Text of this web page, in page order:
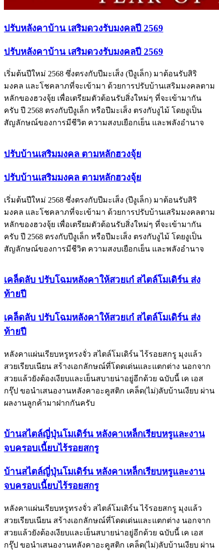
ปรับหลังคาบ้าน เสริมดวงรับมงคลปี 2569
ปรับหลังคาบ้าน เสริมดวงรับมงคลปี 2569
เริ่มต้นปีใหม่ 2568 ซึ่งตรงกับปีมะเส็ง (ปีงูเล็ก) มาต้อนรับสิริ
มงคล และโชคลาภที่จะเข้ามา ด้วยการปรับบ้านเสริมมงคลตาม
หลักของฮวงจุ้ย เพื่อเตรียมตัวต้อนรับสิ่งใหม่ๆ ที่จะเข้ามากัน
ครับ ปี 2568 ตรงกับปีงูเล็ก หรือปีมะเส็ง ตรงกับงูไม้ โดยงูเป็น
สัญลักษณ์ของการมีชีวิต ความสงบเยือกเย็น และพลังอำนาจ
ปรับบ้านเสริมมงคล ตามหลักฮวงจุ้ย
ปรับบ้านเสริมมงคล ตามหลักฮวงจุ้ย
เริ่มต้นปีใหม่ 2568 ซึ่งตรงกับปีมะเส็ง (ปีงูเล็ก) มาต้อนรับสิริ
มงคล และโชคลาภที่จะเข้ามา ด้วยการปรับบ้านเสริมมงคลตาม
หลักของฮวงจุ้ย เพื่อเตรียมตัวต้อนรับสิ่งใหม่ๆ ที่จะเข้ามากัน
ครับ ปี 2568 ตรงกับปีงูเล็ก หรือปีมะเส็ง ตรงกับงูไม้ โดยงูเป็น
สัญลักษณ์ของการมีชีวิต ความสงบเยือกเย็น และพลังอำนาจ
เคล็ดลับ ปรับโฉมหลังคาให้สวยเก๋ สไตล์โมเดิร์น ส่ง
ท้ายปี
เคล็ดลับ ปรับโฉมหลังคาให้สวยเก๋ สไตล์โมเดิร์น ส่ง
ท้ายปี
หลังคาแผ่นเรียบหรูทรงจั่ว สไตล์โมเดิร์น ไร้รอยสกรู มุงแล้ว
สวยเรียบเนียน สร้างเอกลักษณ์ที่โดดเด่นและแตกต่าง นอกจาก
สวยแล้วยังต้องเงียบและเย็นสบายน่าอยู่อีกด้วย ฉบับนี้ เค เอส
กรุ๊ป ขอนำเสนองานหลังคาอะคูสติก เคล็ด(ไม่)ลับบ้านเงียบ ผ่าน
ผลงานลูกค้ามาฝากกันครับ
บ้านสไตล์ญี่ปุ่นโมเดิร์น หลังคาเหล็กเรียบหรูและงาน
จบครอบเนี้ยบไร้รอยสกรู
บ้านสไตล์ญี่ปุ่นโมเดิร์น หลังคาเหล็กเรียบหรูและงาน
จบครอบเนี้ยบไร้รอยสกรู
หลังคาแผ่นเรียบหรูทรงจั่ว สไตล์โมเดิร์น ไร้รอยสกรู มุงแล้ว
สวยเรียบเนียน สร้างเอกลักษณ์ที่โดดเด่นและแตกต่าง นอกจาก
สวยแล้วยังต้องเงียบและเย็นสบายน่าอยู่อีกด้วย ฉบับนี้ เค เอส
กรุ๊ป ขอนำเสนองานหลังคาอะคูสติก เคล็ด(ไม่)ลับบ้านเงียบ ผ่าน